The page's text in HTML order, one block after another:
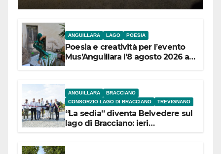
ANGUILLARA LAGO POESIA
Poesia e creatività per l’evento
Mus’Anguillara l’8 agosto 2026 al
ANGUILLARA
BRACCIANO
CONSORZIO LAGO DI BRACCIANO
TREVIGNANO
“La sedia” diventa Belvedere sul
lago di Bracciano: ieri